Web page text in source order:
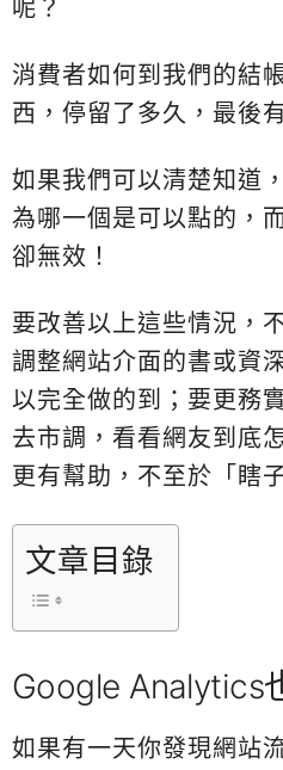
呢？
消費者如何到我們的結
西，停留了多久，最後
如果我們可以清楚知道
為哪一個是可以點的，
卻無效！
要改善以上這些情況，
調整網站介面的書或資
以完全做的到；要更務
去市調，看看網友到底
更有幫助，不至於「瞎
文章目錄
Google Analytics
如果有一天你發現網站